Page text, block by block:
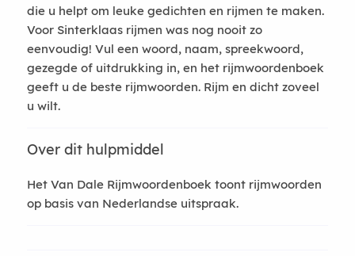
die u helpt om leuke gedichten en rijmen te maken.
Voor Sinterklaas rijmen was nog nooit zo
eenvoudig! Vul een woord, naam, spreekwoord,
gezegde of uitdrukking in, en het rijmwoordenboek
geeft u de beste rijmwoorden. Rijm en dicht zoveel
u wilt.
Over dit hulpmiddel
Het Van Dale Rijmwoordenboek toont rijmwoorden
op basis van Nederlandse uitspraak.